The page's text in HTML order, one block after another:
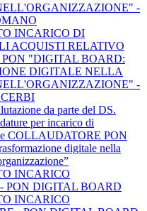
-
INCARICO DI
ACQUISTI RELATIVO
PON "DIGITAL BOARD:
DIGITALE NELLA
-
da parte del DS.
per incarico di
COLLAUDATORE PON
digitale nella
INCARICO
PON DIGITAL BOARD
INCARICO